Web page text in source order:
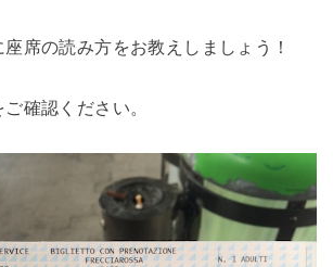
席の読み方をお教えしましょう！
確認ください。